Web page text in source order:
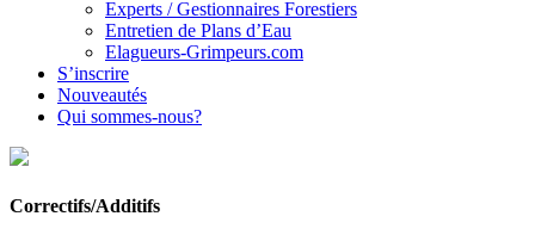
Experts / Gestionnaires Forestiers
Entretien de Plans d’Eau
Elagueurs-Grimpeurs.com
S’inscrire
Nouveautés
Qui sommes-nous?
Correctifs/Additifs